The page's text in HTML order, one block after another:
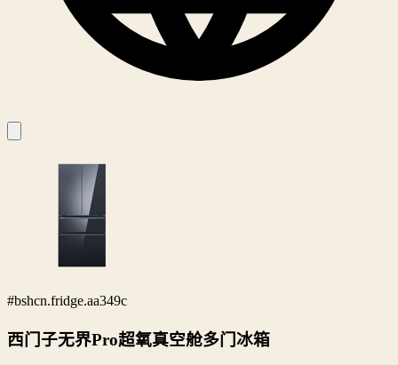
#bshcn.fridge.aa349c
西门子无界Pro超氧真空舱多门冰箱